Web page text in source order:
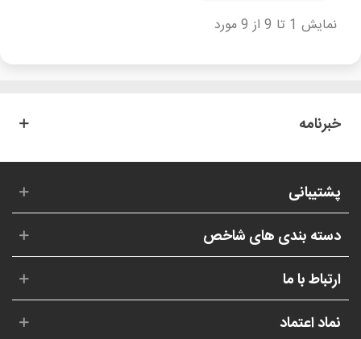
نمایش 1 تا 9 از 9 مورد
خبرنامه
پشتیبانی
دسته بندی های شاخص
ارتباط با ما
نماد اعتماد